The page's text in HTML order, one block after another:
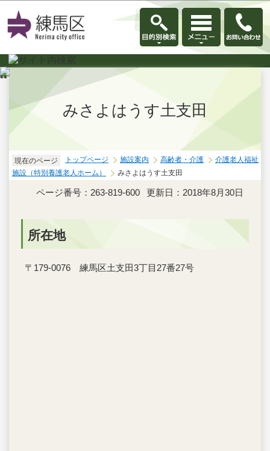
このページの本文へ移動
みさよはうす土支田
現在のページ トップページ 施設案内 高齢者・介護
介護老人福祉
施設（特別養護老人ホーム）
みさよはうす土支田
ページ番号：263-819-600 更新日：2018年8月30日
所在地
〒179-0076 練馬区土支田3丁目27番27号